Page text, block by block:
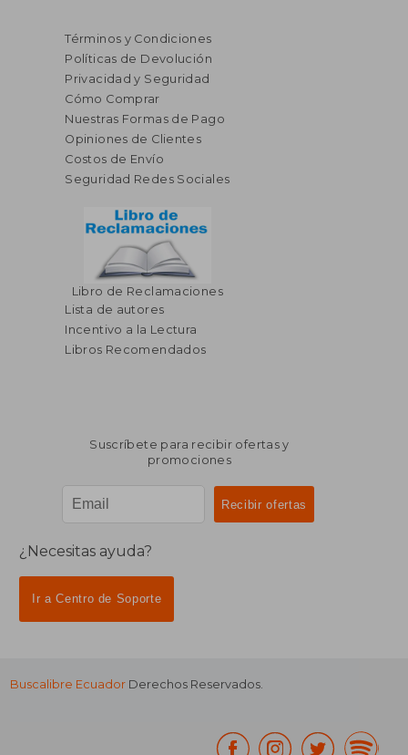
Términos y Condiciones
Políticas de Devolución
Privacidad y Seguridad
Cómo Comprar
Nuestras Formas de Pago
Opiniones de Clientes
Costos de Envío
Seguridad Redes Sociales
Libro de Reclamaciones
Lista de autores
Incentivo a la Lectura
Libros Recomendados
Suscríbete para recibir ofertas y
promociones
¿Necesitas ayuda?
Ir a Centro de Soporte
Buscalibre Ecuador Derechos Reservados.